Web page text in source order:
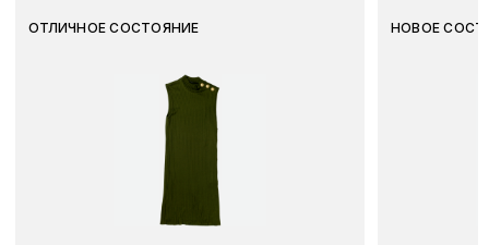
ОТЛИЧНОЕ СОСТОЯНИЕ НОВОЕ